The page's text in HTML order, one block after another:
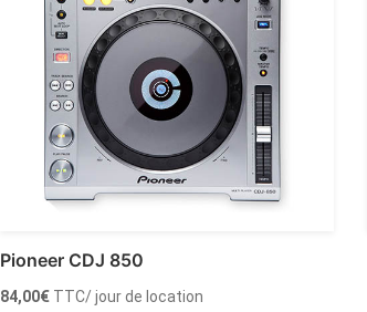
Pioneer CDJ 850
84,00€ TTC/ jour de location